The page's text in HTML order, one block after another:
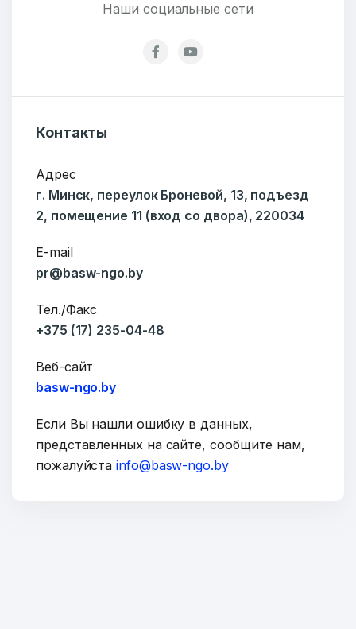
Сообщение
Наши социальные сети
Контакты
Адрес
г. Минск, переулок Броневой, 13, подъезд
2, помещение 11 (вход со двора), 220034
E-mail
pr@basw-ngo.by
Тел./Факс
+375 (17) 235-04-48
Веб-сайт
basw-ngo.by
Если Вы нашли ошибку в данных,
представленных на сайте, сообщите нам,
пожалуйстаinfo@basw-ngo.by